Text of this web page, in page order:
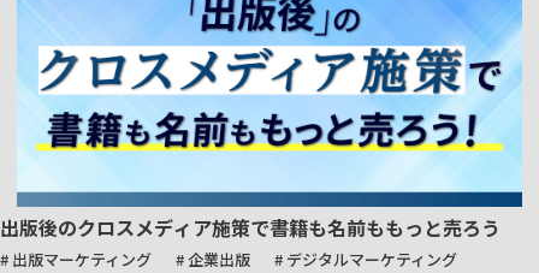
出版後のクロスメディア施策で書籍も名前ももっと売ろう
# 出版マーケティング # 企業出版 # デジタルマーケティング